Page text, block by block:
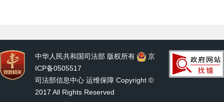
中华人民共和国司法部 版权所有
京
ICP备0505517
司法部信息中心 运维保障 Copyright ©
2017 All Rights Reserved